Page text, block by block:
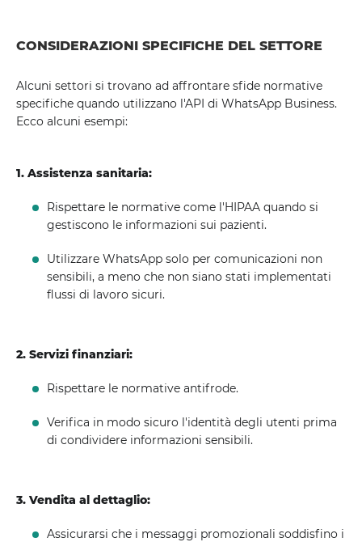
CONSIDERAZIONI SPECIFICHE DEL SETTORE
Alcuni settori si trovano ad affrontare sfide normative
specifiche quando utilizzano l'API di WhatsApp Business.
Ecco alcuni esempi:
1. Assistenza sanitaria:
Rispettare le normative come l'HIPAA quando si
gestiscono le informazioni sui pazienti.
Utilizzare WhatsApp solo per comunicazioni non
sensibili, a meno che non siano stati implementati
flussi di lavoro sicuri.
2. Servizi finanziari:
Rispettare le normative antifrode.
Verifica in modo sicuro l'identità degli utenti prima
di condividere informazioni sensibili.
3. Vendita al dettaglio:
Assicurarsi che i messaggi promozionali soddisfino i